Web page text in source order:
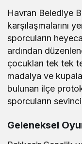
Havran Belediye
karşılaşmalarını
sporcuların
ardından
çocukları tek tek
madalya ve
bulunan ilçe
sporcuların
Geleneksel